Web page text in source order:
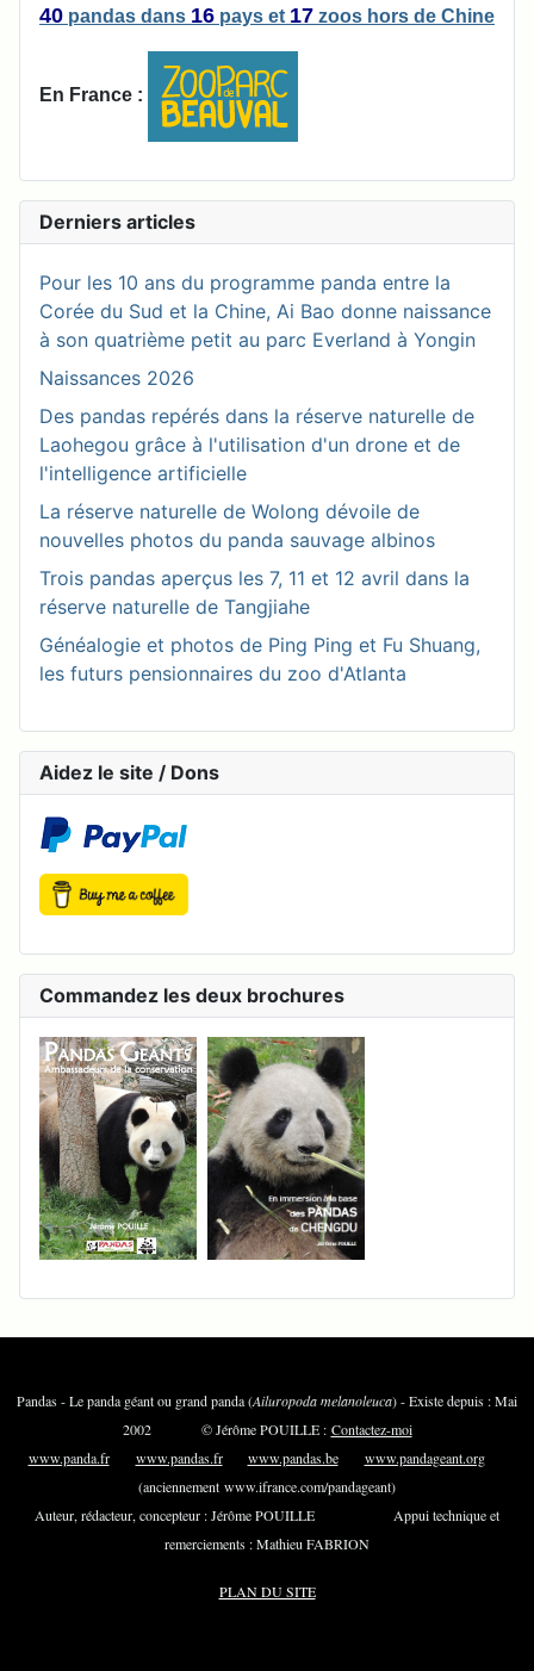
40 pandas dans 16 pays et 17 zoos hors de Chine
En France :
Derniers articles
Pour les 10 ans du programme panda entre la
Corée du Sud et la Chine, Ai Bao donne naissance
à son quatrième petit au parc Everland à Yongin
Naissances 2026
Des pandas repérés dans la réserve naturelle de
Laohegou grâce à l'utilisation d'un drone et de
l'intelligence artificielle
La réserve naturelle de Wolong dévoile de
nouvelles photos du panda sauvage albinos
Trois pandas aperçus les 7, 11 et 12 avril dans la
réserve naturelle de Tangjiahe
Généalogie et photos de Ping Ping et Fu Shuang,
les futurs pensionnaires du zoo d'Atlanta
Aidez le site / Dons
Commandez les deux brochures
Pandas - Le panda géant ou grand panda (Ailuropoda melanoleuca) - Existe depuis : Mai
2002 © Jérôme POUILLE : Contactez-moi
www.panda.fr
www.pandas.fr www.pandas.be
www.pandageant.org
(anciennement www.ifrance.com/pandageant)
Auteur, rédacteur, concepteur : Jérôme POUILLE Appui technique et
remerciements : Mathieu FABRION
PLAN DU SITE